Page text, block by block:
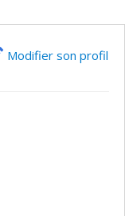
Modifier son profil